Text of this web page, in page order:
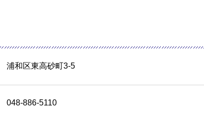
浦和区東高砂町3-5
048-886-5110